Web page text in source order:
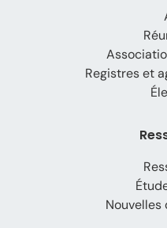
Registres et
Nouvelles